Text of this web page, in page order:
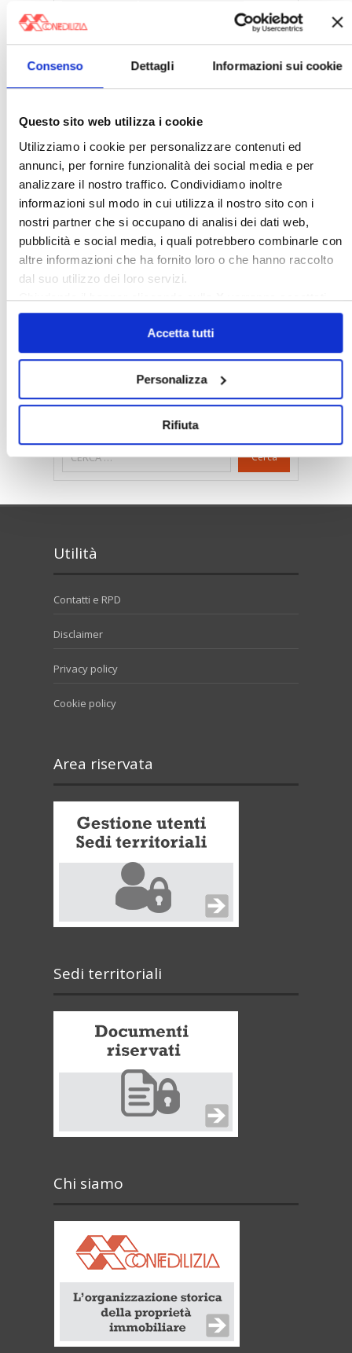
Consenso Dettagli Informazioni sui cookie
Questo sito web utilizza i cookie
Utilizziamo i cookie per personalizzare contenuti ed
annunci, per fornire funzionalità dei social media e per
analizzare il nostro traffico. Condividiamo inoltre
informazioni sul modo in cui utilizza il nostro sito con i
nostri partner che si occupano di analisi dei dati web,
pubblicità e social media, i quali potrebbero combinarle con
altre informazioni che ha fornito loro o che hanno raccolto
dal suo utilizzo dei loro servizi.
Chiudendo il banner cliccando sullaXverranno accettati
solo i cookie necessari.
Accetta tutti
Personalizza
Rifiuta
Case Pubbliche
Cedolare Secca
CO2
Collabenti
Compravendite Immobiliari
Dirittiproprietà
Emissioni
Firenze
Gabetti Spa
Green Deal
Green Party
Libero Mercato
Monolocali
New York
Nudaproprietà
Prezzi Case
Rendite Catastali
Rivoluzioneliberale
Sicurezza
Sommerso
Sunia
Trasferimenti
Treviso
Cerca
Utilità
Contatti e RPD
Disclaimer
Privacy policy
Cookie policy
Area riservata
Sedi territoriali
Chi siamo